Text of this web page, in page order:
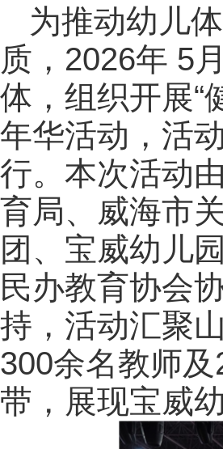
为推动幼儿
质，2026年 5
体，组织开展“
年华活动，活
行。本次活动
育局、威海市
团、宝威幼儿
民办教育协会
持，活动汇聚
300余名教师
带，展现宝威